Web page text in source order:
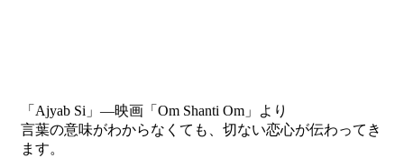
「Ajyab Si」—映画「Om Shanti Om」より
言葉の意味がわからなくても、切ない恋心が伝わってき
ます。